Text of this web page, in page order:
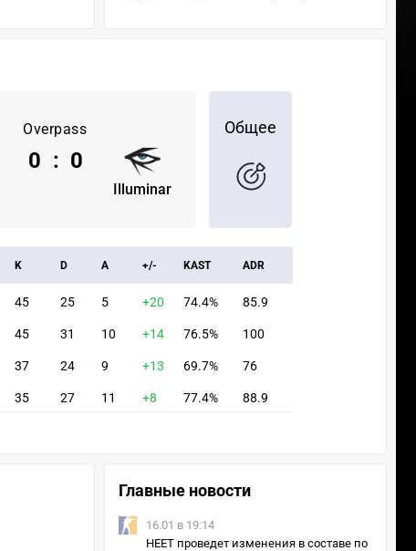
Overpass
Illuminar
0 : 0
Общее
K D A +/- KAST ADR
45 25 5 +20 74.4% 85.9
45 31 10 +14 76.5% 100
37 24 9 +13 69.7% 76
35 27 11 +8 77.4% 88.9
Главные новости
16.01 в 19:14
HEET проведет изменения в составе по